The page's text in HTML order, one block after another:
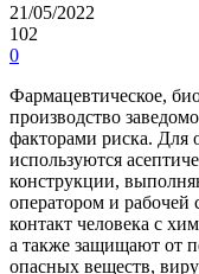
21/05/2022
102
0
Фармацевтическое,
производство
факторами риска. Для
используются
конструкции,
оператором и рабочей
контакт человека с
а также защищают от
опасных веществ,